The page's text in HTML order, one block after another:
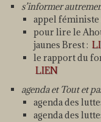
s’informer
appel féministe
pour lire le
jaunes Brest :
le rapport du
LIEN
agenda et Tout et
agenda des
agenda des